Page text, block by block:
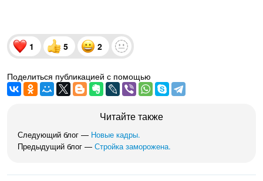
1 5 2
Поделиться публикацией с помощью
Читайте также
Следующий блог — Новые кадры.
Предыдущий блог — Стройка заморожена.